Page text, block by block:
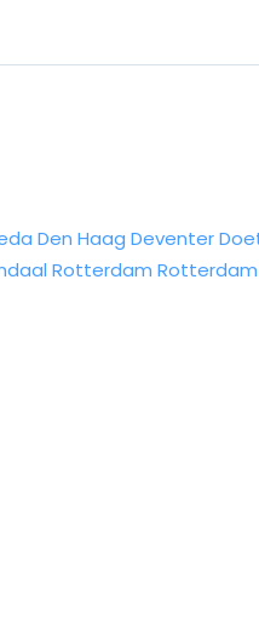
Den Haag Deventer
Rotterdam Rotterdam